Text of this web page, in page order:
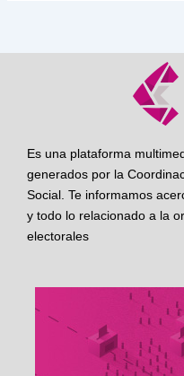
Es una plataforma
generados por la
Social. Te informamos
y todo lo relacionado a la
electorales